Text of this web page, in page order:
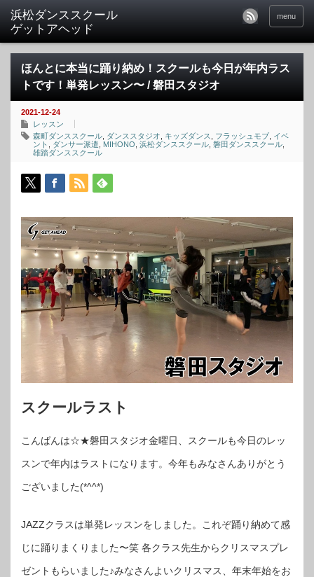
menu
ほんとに本当に踊り納め！スクールも今日が年内ラス
トです！単発レッスン〜 / 磐田スタジオ
2021-12-24
レッスン
森町ダンススクール ダンススタジオ キッズダンス フラッシュモブ イベ
ント
ダンサー派遣 MIHONO 浜松ダンススクール 磐田ダンススクール
雄踏ダンススクール
スクールラスト
こんばんは☆★磐田スタジオ金曜日、スクールも今日のレッ
スンで年内はラストになります。今年もみなさんありがとう
ございました(*^^*)
JAZZクラスは単発レッスンをしました。これぞ踊り納めて感
じに踊りまくりました〜笑 各クラス先生からクリスマスプレ
ゼントもらいました♪みなさんよいクリスマス、年末年始をお